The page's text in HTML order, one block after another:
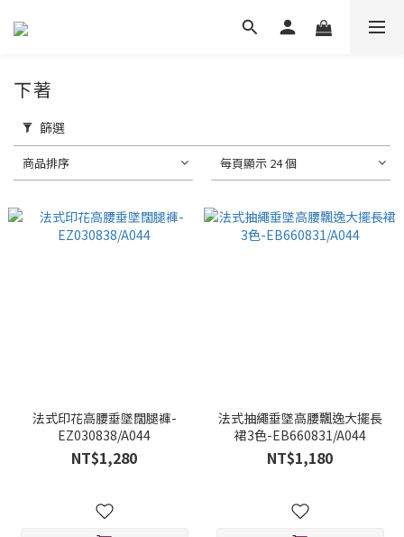
下著
篩選
商品排序 每頁顯示 24 個
法式印花高腰垂墜闊腿褲-
EZ030838/A044
NT$1,280
法式抽繩垂墜高腰飄逸大擺長
裙3色-EB660831/A044
NT$1,180